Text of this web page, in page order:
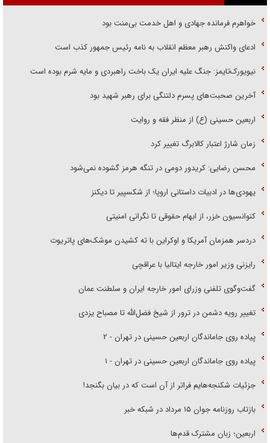
خواهرم فرمانده جهادی و اهل خدمت بی‌منت بود
ادعای واکنش رهبر معظم انقلاب به نامه رئیس جمهور کذب است
نیویورک‌تایمز: جنگ علیه ایران یک باخت راهبردی و مایه شرم بوده است
آخرین صحبت‌های پسرم دلتنگی برای رهبر شهید بود
اربعین حسینی (ع) از منظر فقه و روایت
زمان شارژ اعتبار کالابرگ تغییر کرد
محسن رضایی: کریدور دومی در تنگه هرمز گشوده نمی‌شود
یهودی‌ها در ادبیات داستانی اروپا؛ از شکسپیر تا دیکنز
کنوانسیون خزر، از ابهام حقوقی تا نگرانی امنیتی
دردسر همزمان آمریکا و اوکراین با ته کشیدن موشک‌های پاتریوت
رایزنی وزیر امور خارجه ایتالیا با عراقچی
گفت‌وگوی تلفنی وزرای امور خارجه ایران و سلطنت عمان
تغییر رویه دشمن در ترور از شیخ فضل‌الله تا مصباح یزدی
پیاده روی جاماندگان اربعین حسینی در تهران - ۲
پیاده روی جاماندگان اربعین حسینی در تهران - ۱
جزئیات شکنجه‌هایم فراتر از آن است که در بیان بگنجد!
بازتاب روزنامه جوان ۱۵ مرداد در شبکه خبر
اربعین؛ زبان مشترک قدم‌ها